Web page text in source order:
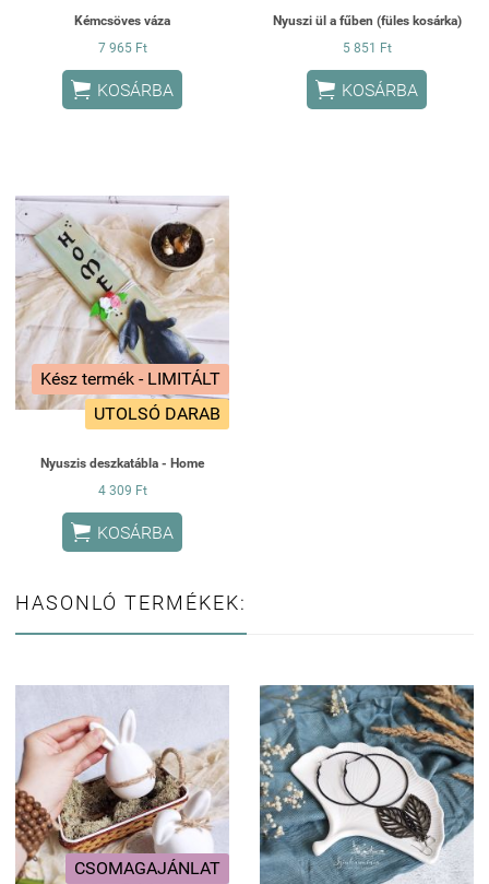
Kémcsöves váza
7 965 Ft
 KOSÁRBA
Nyuszi ül a fűben (füles kosárka)
5 851 Ft
 KOSÁRBA
Kész termék - LIMITÁLT
UTOLSÓ DARAB
Nyuszis deszkatábla - Home
4 309 Ft
 KOSÁRBA
HASONLÓ TERMÉKEK:
CSOMAGAJÁNLAT